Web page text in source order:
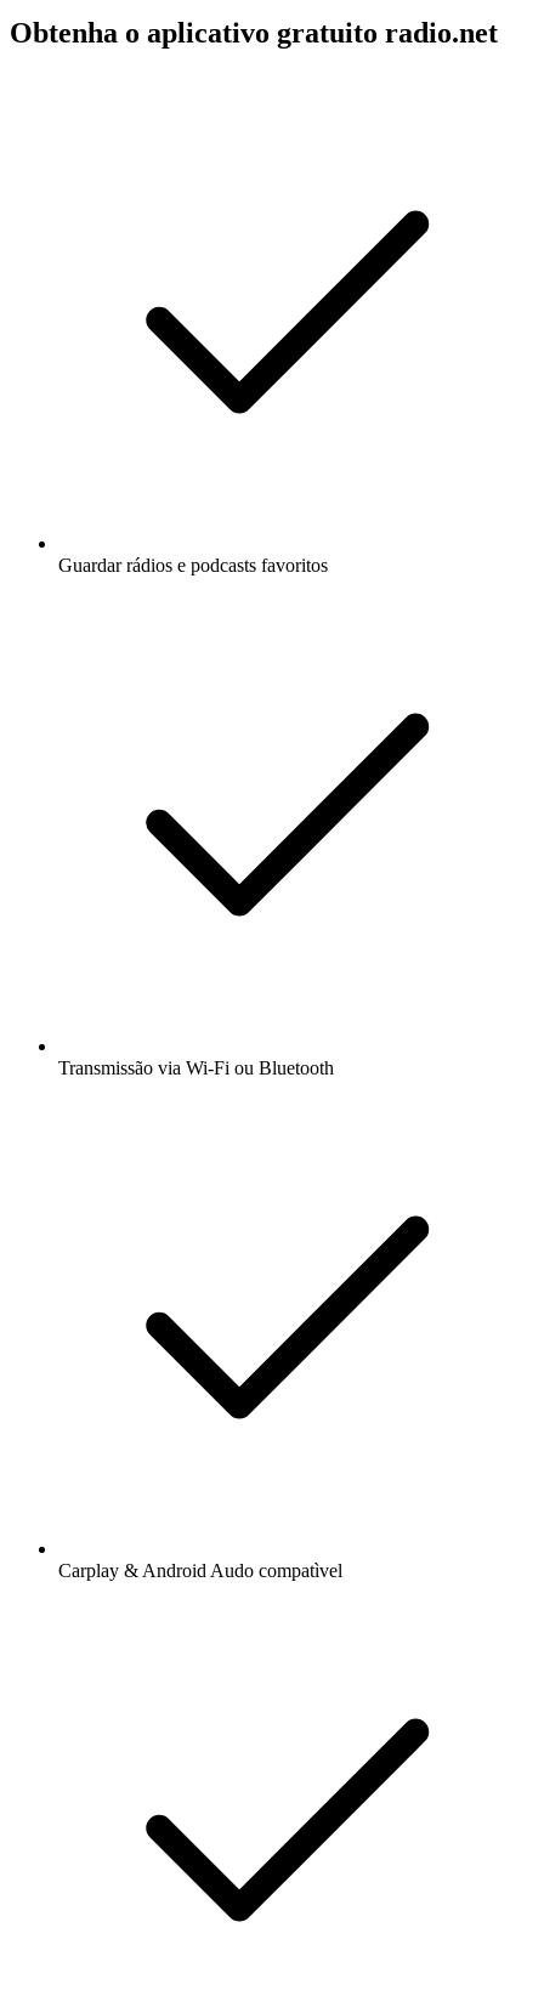
Obtenha o aplicativo gratuito radio.net
Guardar rádios e podcasts favoritos
Transmissão via Wi-Fi ou Bluetooth
Carplay & Android Audo compatìvel